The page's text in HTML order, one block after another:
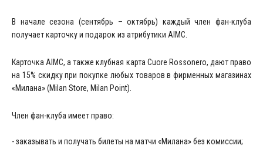
В начале сезона (сентябрь – октябрь) каждый член фан-клуба
получает карточку и подарок из атрибутики AIMC.
Карточка AIMC, а также клубная карта Cuore Rossonero, дают право
на 15% скидку при покупке любых товаров в фирменных магазинах
«Милана» (Milan Store, Milan Point).
Член фан-клуба имеет право:
- заказывать и получать билеты на матчи «Милана» без комиссии;